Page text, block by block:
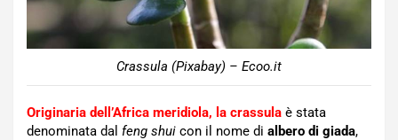
Crassula (Pixabay) – Ecoo.it
Originaria dell’Africa meridiola, la crassula è stata
denominata dal feng shui con il nome di albero di giada,